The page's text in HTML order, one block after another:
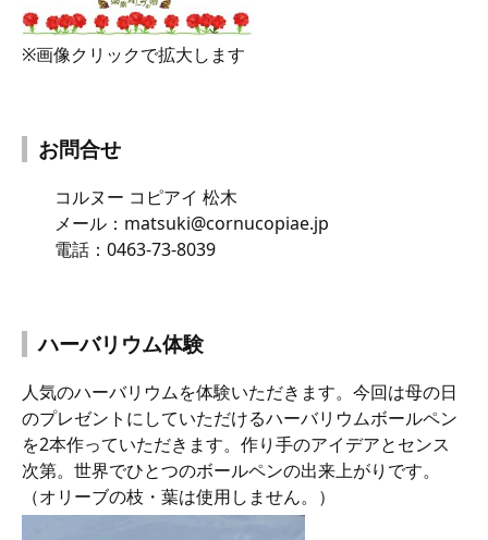
※画像クリックで拡大します
お問合せ
コルヌー コピアイ 松木
メール：matsuki@cornucopiae.jp
電話：0463-73-8039
ハーバリウム体験
人気のハーバリウムを体験いただきます。今回は母の日
のプレゼントにしていただけるハーバリウムボールペン
を2本作っていただきます。作り手のアイデアとセンス
次第。世界でひとつのボールペンの出来上がりです。
（オリーブの枝・葉は使用しません。）